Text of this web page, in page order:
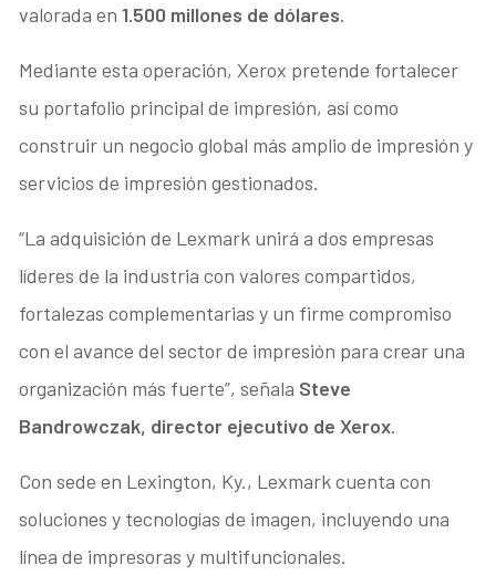
valorada en1.500 millones de dólares.
Mediante esta operación, Xerox pretende fortalecer
su portafolio principal de impresión, así como
construir un negocio global más amplio de impresión y
servicios de impresión gestionados.
“La adquisición de Lexmark unirá a dos empresas
líderes de la industria con valores compartidos,
fortalezas complementarias y un firme compromiso
con el avance del sector de impresión para crear una
organización más fuerte”, señala Steve
Bandrowczak, director ejecutivo de Xerox.
Con sede en Lexington, Ky., Lexmark cuenta con
soluciones y tecnologías de imagen, incluyendo una
línea de impresoras y multifuncionales.